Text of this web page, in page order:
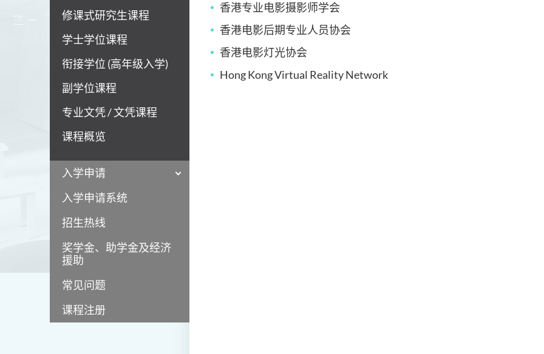
修课式研究生课程
学士学位课程
衔接学位 (高年级入学)
副学位课程
专业文凭 / 文凭课程
课程概览
入学申请
入学申请系统
招生热线
奖学金、助学金及经济
援助
常见问题
课程注册
香港专业电影摄影师学会
香港电影后期专业人员协会
香港电影灯光协会
Hong Kong Virtual Reality Network